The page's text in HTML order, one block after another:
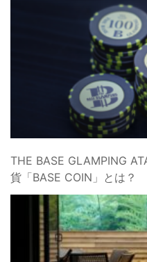
THE BASE GLAMPING
貨「BASE COIN」とは？